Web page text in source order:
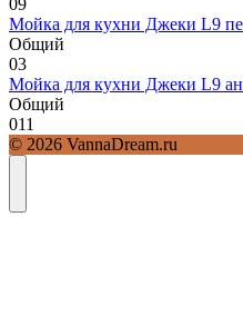
Мойка для кухни Джеки L9
Общий
03
Мойка для кухни Джеки L9
Общий
011
© 2026 VannaDream.ru